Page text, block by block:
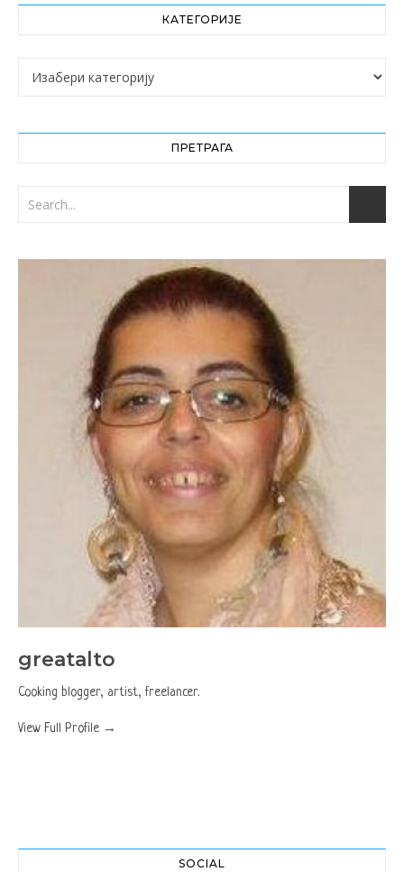
КАТЕГОРИЈЕ
Категорије
ПРЕТРАГА
greatalto
Cooking blogger, artist, freelancer.
View Full Profile →
SOCIAL